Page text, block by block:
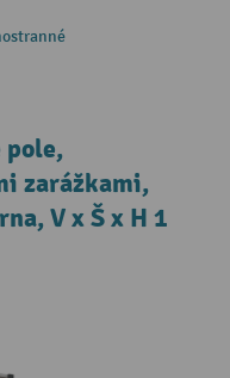
pole,
zarážkami,
V x Š x H 1